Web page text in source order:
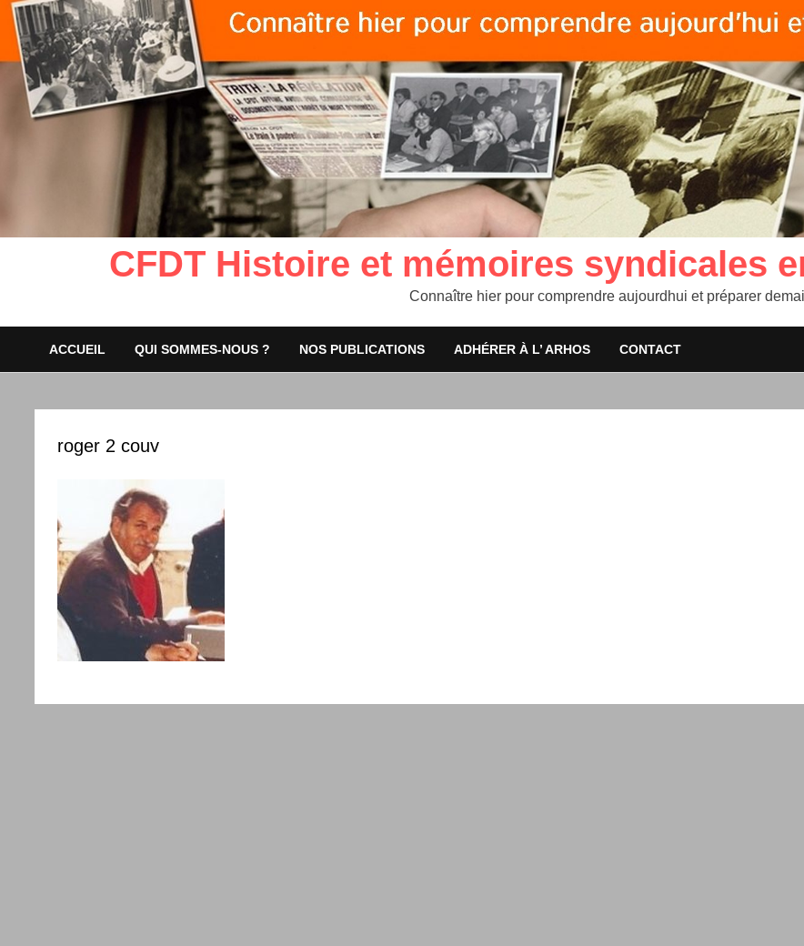
CFDT Histoire et mémoires syndicales
Connaître hier pour comprendre aujourdhui et préparer
ACCUEIL QUI SOMMES-NOUS ? NOS PUBLICATIONS ADHÉRER À L’ ARHOS CONTACT
roger 2 couv